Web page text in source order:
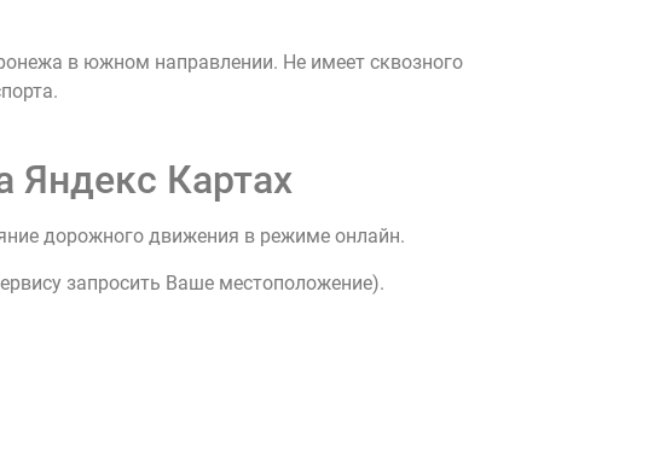
в южном направлении. Не имеет сквозного
Яндекс Картах
дорожного движения в режиме онлайн.
запросить Ваше местоположение).